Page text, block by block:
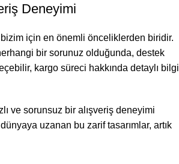
Deneyimi
için en önemli önceliklerden biridir.
bir sorunuz olduğunda, destek
kargo süreci hakkında detaylı bilgi
ve sorunsuz bir alışveriş deneyimi
uzanan bu zarif tasarımlar, artık